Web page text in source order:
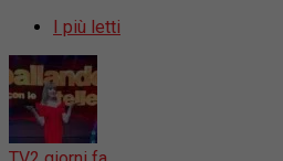
I più letti